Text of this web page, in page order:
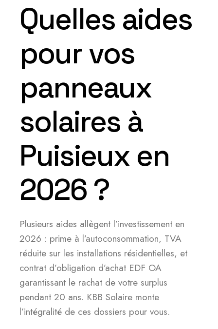
Quelles aides
pour vos
panneaux
solaires à
Puisieux en
2026 ?
Plusieurs aides allègent l’investissement en
2026 : prime à l’autoconsommation, TVA
réduite sur les installations résidentielles, et
contrat d’obligation d’achat EDF OA
garantissant le rachat de votre surplus
pendant 20 ans. KBB Solaire monte
l’intégralité de ces dossiers pour vous.